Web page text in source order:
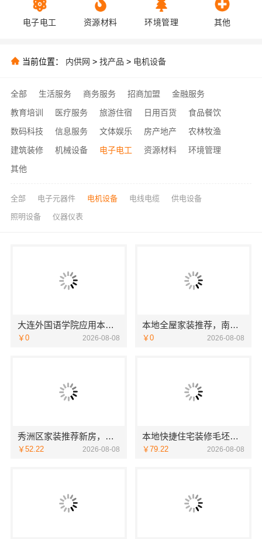
电子电工 资源材料 环境管理 其他
当前位置： 内供网 > 找产品 > 电机设备
全部 生活服务 商务服务 招商加盟
金融服务
教育培训
医疗服务 旅游住宿 日用百货
食品餐饮
数码科技
信息服务 文体娱乐 房产地产
农林牧渔
建筑装修
机械设备 电子电工 资源材料
环境管理
其他
全部 电子元器件 电机设备 电线电缆 供电设备
照明设备 仪器仪表
大连外国语学院应用本科服务资讯报名电话
￥0 2026-08-08
本地全屋家装推荐，南通宏域全宅装饰建材有限公司口碑之选
￥0 2026-08-08
秀洲区家装推荐新房，嘉兴锦居装饰材料有限公司
￥52.22 2026-08-08
本地快捷住宅装修毛坯房本地快装
￥79.22 2026-08-08